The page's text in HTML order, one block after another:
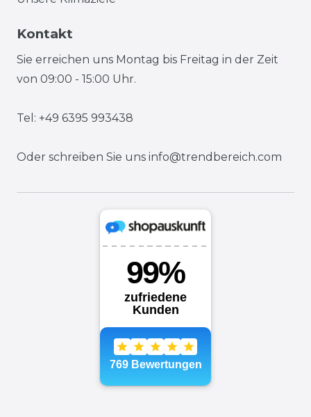
Kontakt
Sie erreichen uns Montag bis Freitag in der Zeit
von 09:00 - 15:00 Uhr.
Tel: +49 6395 993438
Oder schreiben Sie uns info@trendbereich.com